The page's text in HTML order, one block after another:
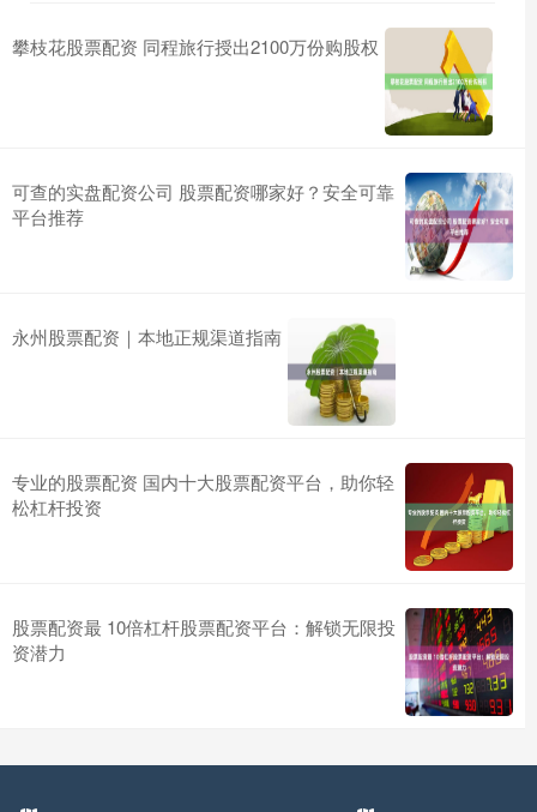
攀枝花股票配资 同程旅行授出2100万份购股权
可查的实盘配资公司 股票配资哪家好？安全可靠
平台推荐
永州股票配资｜本地正规渠道指南
专业的股票配资 国内十大股票配资平台，助你轻
松杠杆投资
股票配资最 10倍杠杆股票配资平台：解锁无限投
资潜力